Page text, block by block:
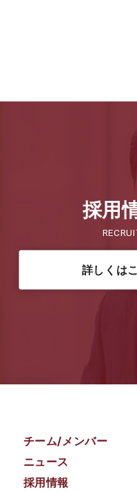
採用
詳しくは
チーム/メンバー
ニュース
採用情報